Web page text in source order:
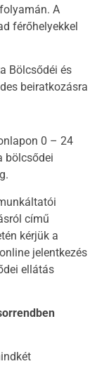
A
férőhelyekkel
Bölcsődéi és
beiratkozásra
0 – 24
bölcsődei
című
kérjük a
jelentkezés
ellátás